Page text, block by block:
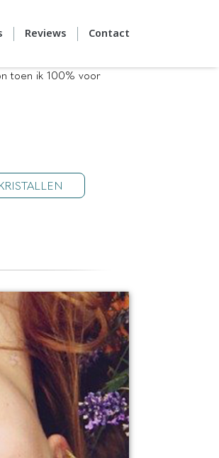
Reviews Contact
toen ik 100% voor